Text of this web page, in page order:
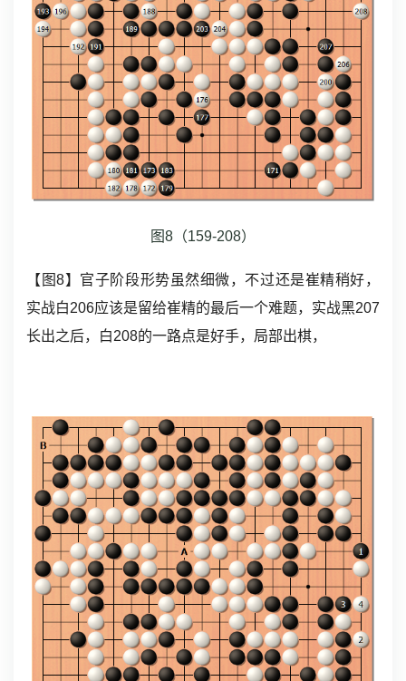
图8（159-208）
【图8】官子阶段形势虽然细微，不过还是崔精稍好，
实战白206应该是留给崔精的最后一个难题，实战黑207
长出之后，白208的一路点是好手，局部出棋，